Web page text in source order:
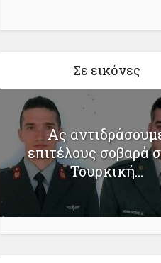
Σε εικόνες
Ας
επιτέλους σοβαρά
Τουρκική...